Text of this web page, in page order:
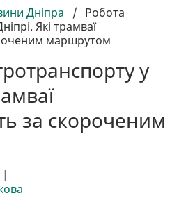
Дніпра / Робота
Які трамваї
маршрутом
у
за скороченим
|